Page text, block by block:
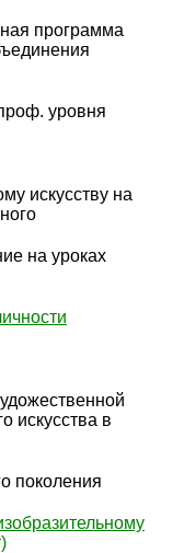
программа
уровня
искусству на
на уроках
искусства в
поколения